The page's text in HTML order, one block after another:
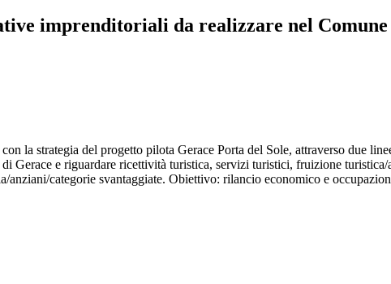
imprenditoriali da realizzare nel
la strategia del progetto pilota Gerace Porta del Sole, attraverso due
Gerace e riguardare ricettività turistica, servizi turistici, fruizione
categorie svantaggiate. Obiettivo: rilancio economico e